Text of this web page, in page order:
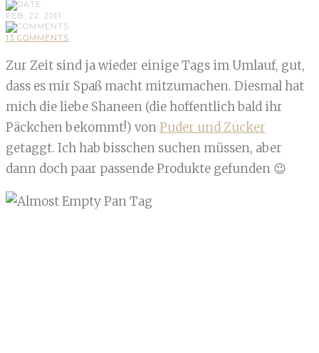
FEB, 22, 2011
13 COMMENTS
Zur Zeit sind ja wieder einige Tags im Umlauf, gut,
dass es mir Spaß macht mitzumachen. Diesmal hat
mich die liebe Shaneen (die hoffentlich bald ihr
Päckchen bekommt!) vonPuder und Zucker
getaggt. Ich hab bisschen suchen müssen, aber
dann doch paar passende Produkte gefunden 😉